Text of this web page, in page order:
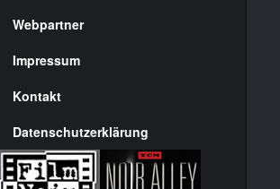
rechte
Seite
Webpartner
Impressum
Kontakt
Datenschutzerklärung